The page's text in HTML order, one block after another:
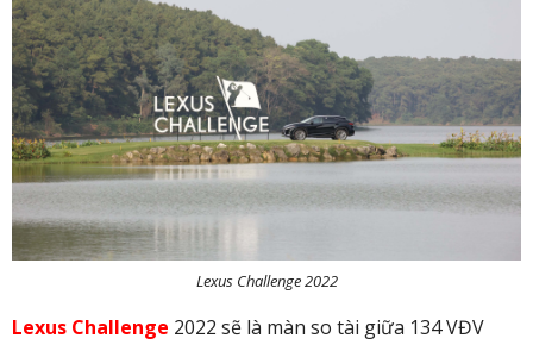
Lexus Challenge 2022
Lexus Challenge 2022 sẽ là màn so tài giữa 134 VĐV